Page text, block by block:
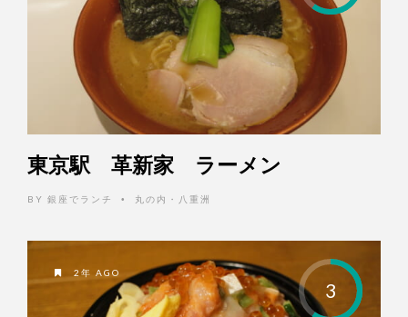
東京駅 革新家 ラーメン
BY 銀座でランチ • 丸の内・八重洲
3
2年 AGO